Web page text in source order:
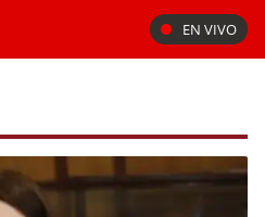
EN VIVO